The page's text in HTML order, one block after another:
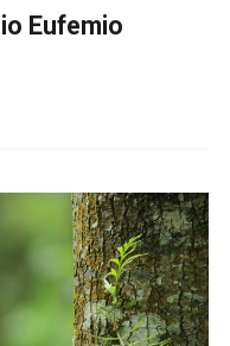
Eufemio